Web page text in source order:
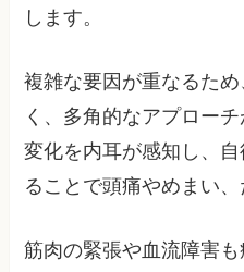
します。
複雑な要因が重なるた
く、多角的なアプロー
変化を内耳が感知し、
ることで頭痛やめまい、
筋肉の緊張や血流障害